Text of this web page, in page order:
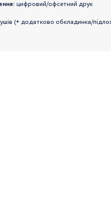
цифровий/офсетний друк
(+ додатково обкладинка/